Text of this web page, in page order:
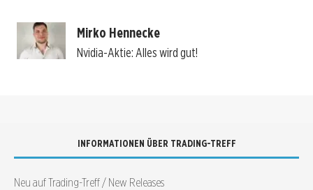
Mirko Hennecke
Nvidia-Aktie: Alles wird gut!
INFORMATIONEN ÜBER TRADING-TREFF
Neu auf Trading-Treff / New Releases